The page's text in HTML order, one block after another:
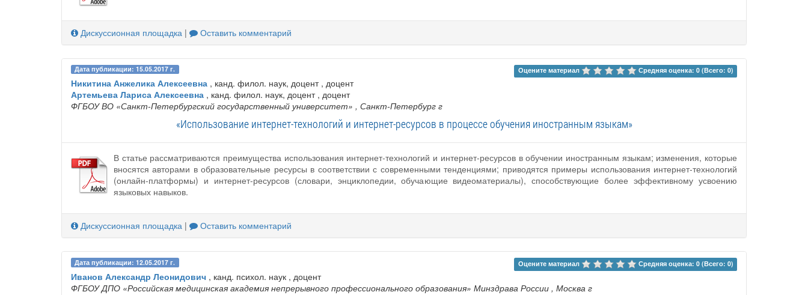
Дискуссионная площадка | Оставить комментарий
Дата публикации: 15.05.2017 г. Оцените материал Средняя оценка: 0 (Всего: 0)
Никитина Анжелика Алексеевна , канд. филол. наук, доцент , доцент
Артемьева Лариса Алексеевна , канд. филол. наук, доцент , доцент
ФГБОУ ВО «Санкт-Петербургский государственный университет» , Санкт-Петербург г
«Использование интернет-технологий и интернет-ресурсов в процессе обучения иностранным языкам»
В статье рассматриваются преимущества использования интернет-технологий и интернет-ресурсов в обучении иностранным языкам; изменения, которые
вносятся авторами в образовательные ресурсы в соответствии с современными тенденциями; приводятся примеры использования интернет-технологий
(онлайн-платформы) и интернет-ресурсов (словари, энциклопедии, обучающие видеоматериалы), способствующие более эффективному усвоению
языковых навыков.
Дискуссионная площадка | Оставить комментарий
Дата публикации: 12.05.2017 г. Оцените материал Средняя оценка: 0 (Всего: 0)
Иванов Александр Леонидович , канд. психол. наук , доцент
ФГБОУ ДПО «Российская медицинская академия непрерывного профессионального образования» Минздрава России , Москва г